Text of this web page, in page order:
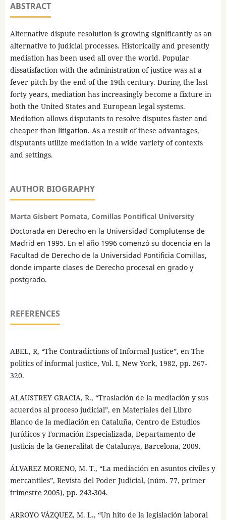
ABSTRACT
Alternative dispute resolution is growing significantly as an
alternative to judicial processes. Historically and presently
mediation has been used all over the world. Popular
dissatisfaction with the administration of justice was at a
fever pitch by the end of the 19th century. During the last
forty years, mediation has increasingly become a fixture in
both the United States and European legal systems.
Mediation allows disputants to resolve disputes faster and
cheaper than litigation. As a result of these advantages,
disputants utilize mediation in a wide variety of contexts
and settings.
AUTHOR BIOGRAPHY
Marta Gisbert Pomata, Comillas Pontifical University
Doctorada en Derecho en la Universidad Complutense de
Madrid en 1995. En el año 1996 comenzó su docencia en la
Facultad de Derecho de la Universidad Pontificia Comillas,
donde imparte clases de Derecho procesal en grado y
postgrado.
REFERENCES
ABEL, R, “The Contradictions of Informal Justice”, en The
politics of informal justice, Vol. I, New York, 1982, pp. 267-
320.
ALAUSTREY GRACIA, R., “Traslación de la mediación y sus
acuerdos al proceso judicial”, en Materiales del Libro
Blanco de la mediación en Cataluña, Centro de Estudios
Jurídicos y Formación Especializada, Departamento de
Justicia de la Generalitat de Catalunya, Barcelona, 2009.
ÁLVAREZ MORENO, M. T., “La mediación en asuntos civiles y
mercantiles”, Revista del Poder Judicial, (núm. 77, primer
trimestre 2005), pp. 243-304.
ARROYO VÁZQUEZ, M. L., “Un hito de la legislación laboral